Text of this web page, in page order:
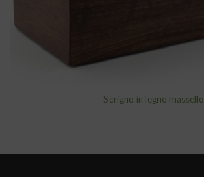
Scrigno in legno massello